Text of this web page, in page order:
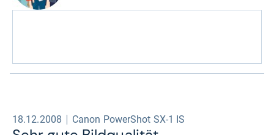
18.12.2008 Canon PowerShot SX-1 IS